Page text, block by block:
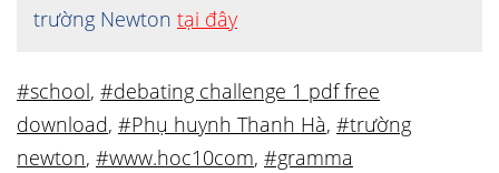
trường Newton tại đây
#school, #debating challenge 1 pdf free
download, #Phụ huynh Thanh Hà, #trường
newton, #www.hoc10com, #gramma